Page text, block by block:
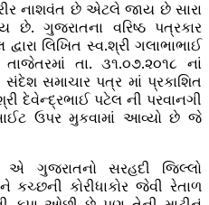
નાશવંત છે એટલે જાય છે સારા
છે. ગુજરાતના વરિષ્ઠ પત્રકાર
લિખિત સ્વ.શ્રી ગલાભાભાઈ
તા. ૩૧.૦૭.૨૦૧૮ નાં
સમાચાર પત્ર માં પ્રકાશિત
દેવેન્દ્રભાઈ પટેલ ની પરવાનગી
ઉપર મુકવામાં આવ્યો છે જે
એ ગુજરાતનો સરહદી જિલ્લો
કોરીધાકોર જેવી રેતાળ